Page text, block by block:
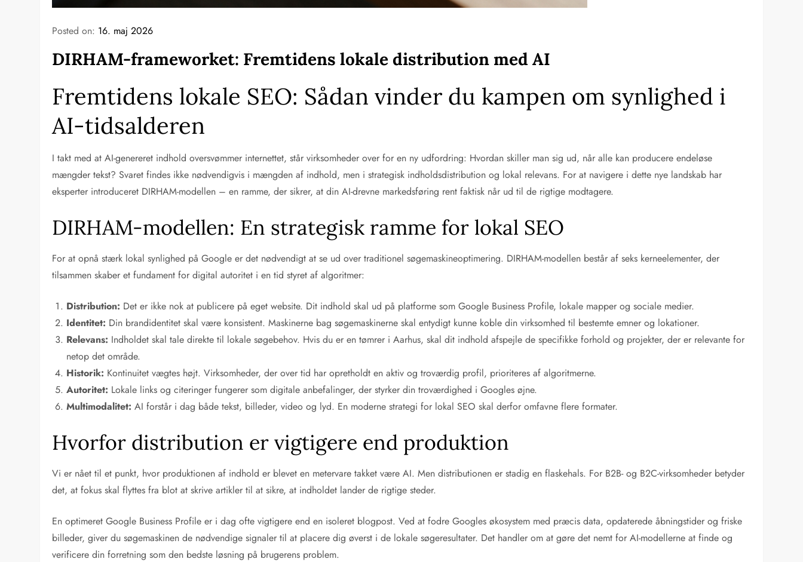
Posted on: 16. maj 2026
DIRHAM-frameworket: Fremtidens lokale distribution med AI
Fremtidens lokale SEO: Sådan vinder du kampen om synlighed i
AI-tidsalderen
I takt med at AI-genereret indhold oversvømmer internettet, står virksomheder over for en ny udfordring: Hvordan skiller man sig ud, når alle kan producere endeløse
mængder tekst? Svaret findes ikke nødvendigvis i mængden af indhold, men i strategisk indholdsdistribution og lokal relevans. For at navigere i dette nye landskab har
eksperter introduceret DIRHAM-modellen – en ramme, der sikrer, at din AI-drevne markedsføring rent faktisk når ud til de rigtige modtagere.
DIRHAM-modellen: En strategisk ramme for lokal SEO
For at opnå stærk lokal synlighed på Google er det nødvendigt at se ud over traditionel søgemaskineoptimering. DIRHAM-modellen består af seks kerneelementer, der
tilsammen skaber et fundament for digital autoritet i en tid styret af algoritmer:
Distribution: Det er ikke nok at publicere på eget website. Dit indhold skal ud på platforme som Google Business Profile, lokale mapper og sociale medier.
Identitet: Din brandidentitet skal være konsistent. Maskinerne bag søgemaskinerne skal entydigt kunne koble din virksomhed til bestemte emner og lokationer.
Relevans: Indholdet skal tale direkte til lokale søgebehov. Hvis du er en tømrer i Aarhus, skal dit indhold afspejle de specifikke forhold og projekter, der er relevante for
netop det område.
Historik: Kontinuitet vægtes højt. Virksomheder, der over tid har opretholdt en aktiv og troværdig profil, prioriteres af algoritmerne.
Autoritet: Lokale links og citeringer fungerer som digitale anbefalinger, der styrker din troværdighed i Googles øjne.
Multimodalitet: AI forstår i dag både tekst, billeder, video og lyd. En moderne strategi for lokal SEO skal derfor omfavne flere formater.
Hvorfor distribution er vigtigere end produktion
Vi er nået til et punkt, hvor produktionen af indhold er blevet en metervare takket være AI. Men distributionen er stadig en flaskehals. For B2B- og B2C-virksomheder betyder
det, at fokus skal flyttes fra blot at skrive artikler til at sikre, at indholdet lander de rigtige steder.
En optimeret Google Business Profile er i dag ofte vigtigere end en isoleret blogpost. Ved at fodre Googles økosystem med præcis data, opdaterede åbningstider og friske
billeder, giver du søgemaskinen de nødvendige signaler til at placere dig øverst i de lokale søgeresultater. Det handler om at gøre det nemt for AI-modellerne at finde og
verificere din forretning som den bedste løsning på brugerens problem.